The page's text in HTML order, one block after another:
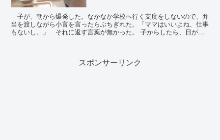
子が、朝から爆発した。なかなか学校へ行く支度をしないので、弁
当を渡しながら小言を言ったらぶちぎれた。「ママはいいよね、仕事
もないし。」 それに返す言葉が無かった。 子からしたら、日がな
スポンサーリンク